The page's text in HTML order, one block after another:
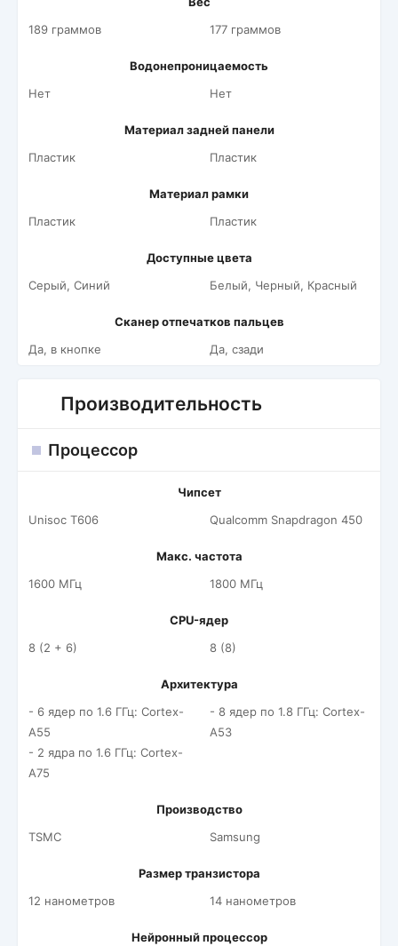
189 граммов
177 граммов
Водонепроницаемость
Нет
Нет
Материал задней панели
Пластик
Пластик
Материал рамки
Пластик
Пластик
Доступные цвета
Серый, Синий
Белый, Черный, Красный
Сканер отпечатков пальцев
Да, в кнопке
Да, сзади
Производительность
Процессор
Чипсет
Unisoc T606
Qualcomm Snapdragon 450
Макс. частота
1600 МГц
1800 МГц
CPU-ядер
8 (2 + 6)
8 (8)
Архитектура
- 6 ядер по 1.6 ГГц: Cortex-
A55
- 2 ядра по 1.6 ГГц: Cortex-
A75
- 8 ядер по 1.8 ГГц: Cortex-
A53
Производство
TSMC
Samsung
Размер транзистора
12 нанометров
14 нанометров
Нейронный процессор